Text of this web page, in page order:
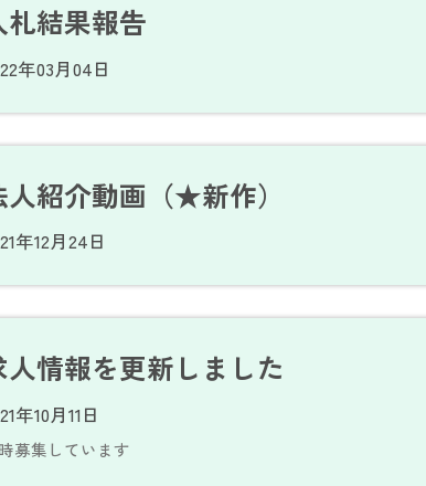
札結果報告
年03月04日
人紹介動画（★新作）
年12月24日
人情報を更新しました
年10月11日
募集しています